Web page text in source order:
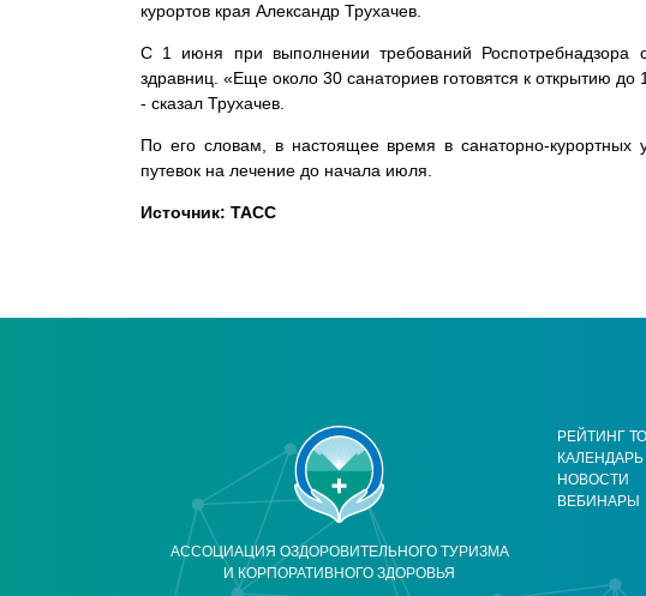
курортов края Александр Трухачев.
С 1 июня при выполнении требований Роспотребнадзора
здравниц. «Еще около 30 санаториев готовятся к открытию
- сказал Трухачев.
По его словам, в настоящее время в санаторно-курортных
путевок на лечение до начала июля.
Источник: ТАСС
АССОЦИАЦИЯ ОЗДОРОВИТЕЛЬНОГО ТУРИЗМА
И КОРПОРАТИВНОГО ЗДОРОВЬЯ
РЕЙТИНГ
КАЛЕНДАРЬ
НОВОСТИ
ВЕБИНАРЫ